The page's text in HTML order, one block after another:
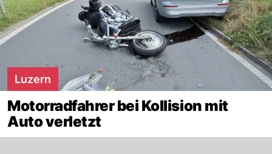
Luzern
Motorradfahrer bei Kollision mit
Auto verletzt